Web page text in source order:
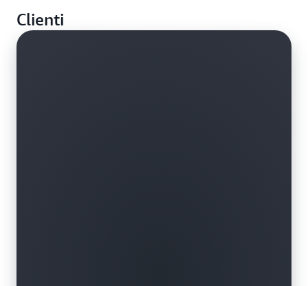
molti) che si dimensionano in base alla domanda,
senza dover acquistare e gestire hardware
Clienti